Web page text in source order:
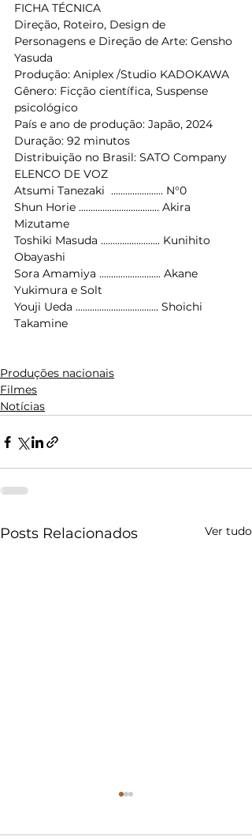
FICHA TÉCNICA
Direção, Roteiro, Design de
Personagens e Direção de Arte: Gensho
Yasuda
Produção: Aniplex /Studio KADOKAWA
Gênero: Ficção científica, Suspense
psicológico
País e ano de produção: Japão, 2024
Duração: 92 minutos
Distribuição no Brasil: SATO Company
ELENCO DE VOZ
Atsumi Tanezaki  ...................... N°0
Shun Horie .................................. Akira
Mizutame
Toshiki Masuda ......................... Kunihito
Obayashi
Sora Amamiya .......................... Akane
Yukimura e Solt
Youji Ueda ................................... Shoichi
Takamine
Produções nacionais
Filmes
Notícias
Posts Relacionados Ver tudo